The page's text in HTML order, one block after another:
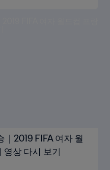
2019 FIFA 여자 월
상 다시 보기